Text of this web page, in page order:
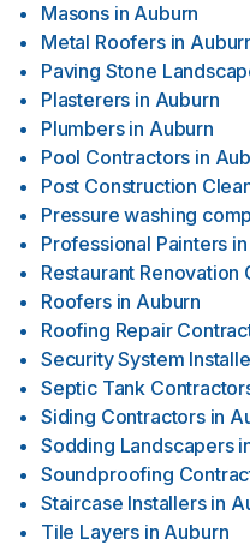
Masons in Auburn
Metal Roofers in
Paving Stone
Plasterers in Auburn
Plumbers in Auburn
Pool Contractors in
Post Construction
Pressure washing
Professional Painters in
Restaurant Renovation
Roofers in Auburn
Roofing Repair
Security System
Septic Tank
Siding Contractors in
Sodding Landscapers
Soundproofing
Staircase Installers in
Tile Layers in Auburn